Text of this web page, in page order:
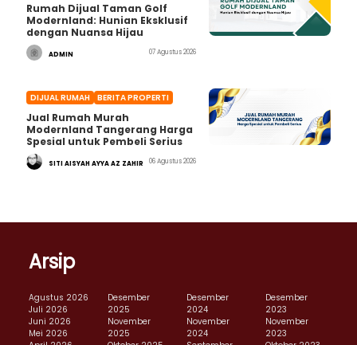
Rumah Dijual Taman Golf
Modernland: Hunian Eksklusif
dengan Nuansa Hijau
ADMIN 07 Agustus 2026
DIJUAL RUMAH BERITA PROPERTI
Jual Rumah Murah
Modernland Tangerang Harga
Spesial untuk Pembeli Serius
SITI AISYAH AYYA AZ ZAHIR 06 Agustus 2026
Arsip
Agustus 2026
Juli 2026
Juni 2026
Mei 2026
Desember
2025
November
2025
Desember
2024
November
2024
Desember
2023
November
2023